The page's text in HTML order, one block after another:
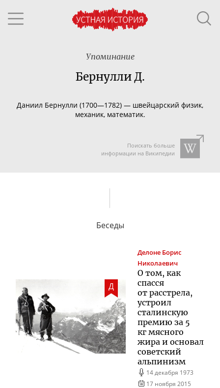
Упоминание
Бернулли Д.
Даниил Бернулли (1700—1782) — швейцарский физик,
механик, математик.
Поискать больше
информации на Википедии
Беседы
Д
Делоне Борис
Николаевич
О том, как
спасся
от расстрела,
устроил
сталинскую
премию за 5
кг мясного
жира и основал
советский
альпинизм
14 декабря 1973
17 ноября 2015